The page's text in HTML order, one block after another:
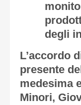
degli
L’accordo
presente
medesima
Minori,